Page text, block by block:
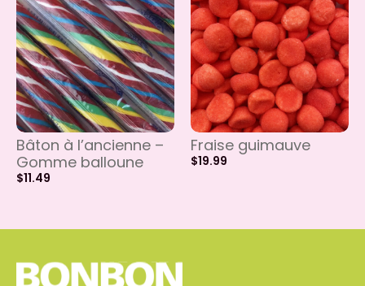
Bâton à l’ancienne –
Gomme balloune
$11.49
Fraise guimauve
$19.99